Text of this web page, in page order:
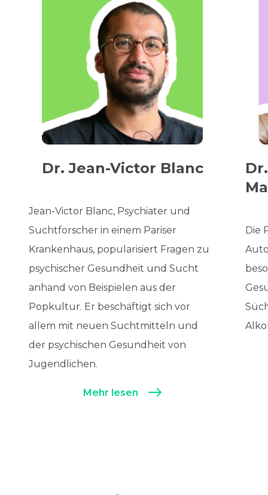
Dr. Jean-Victor Blanc
Jean-Victor Blanc, Psychiater und
Suchtforscher in einem Pariser
Krankenhaus, popularisiert Fragen zu
psychischer Gesundheit und Sucht
anhand von Beispielen aus der
Popkultur. Er beschäftigt sich vor
allem mit neuen Suchtmitteln und
der psychischen Gesundheit von
Jugendlichen.
Mehr lesen
Die